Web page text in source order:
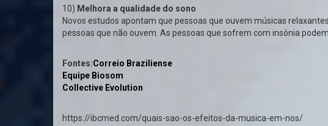
10) Melhora a qualidade do sono
Novos estudos apontam que pessoas que ouvem músicas
pessoas que não ouvem. As pessoas que sofrem com insônia
Fontes:Correio Braziliense
Equipe Biosom
Collective Evolution
https://ibcmed.com/quais-sao-os-efeitos-da-musica-em-nos/